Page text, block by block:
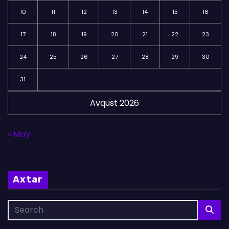
Avqust 2026
10 11 12 13 14 15 16
17 18 19 20 21 22 23
24 25 26 27 28 29 30
31
« May
Axtar